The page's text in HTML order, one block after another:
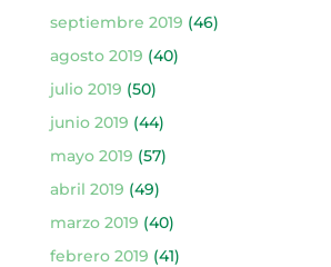
septiembre 2019 (46)
agosto 2019 (40)
julio 2019 (50)
junio 2019 (44)
mayo 2019 (57)
abril 2019 (49)
marzo 2019 (40)
febrero 2019 (41)